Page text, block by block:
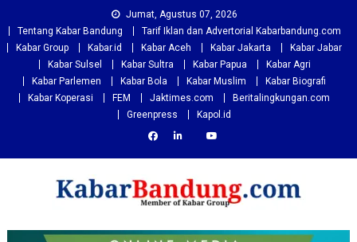
to
content
Jumat, Agustus 07, 2026
Tentang Kabar Bandung
Tarif Iklan dan Advertorial Kabarbandung.com
Kabar Group
Kabar.id Kabar Aceh Kabar Jakarta
Kabar Jabar
Kabar Sulsel
Kabar Sultra Kabar Papua
Kabar Agri
Kabar Parlemen
Kabar Bola Kabar Muslim
Kabar Biografi
Kabar Koperasi
FEM Jaktimes.com
Beritalingkungan.com
Greenpress
Kapol.id
Kabarbandung.com